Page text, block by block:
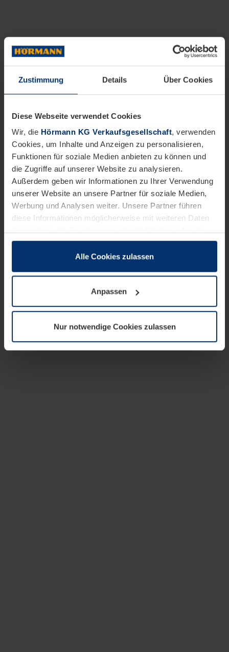
Zustimmung Details Über Cookies
Diese Webseite verwendet Cookies
Wir, die Hörmann KG Verkaufsgesellschaft, verwenden
Cookies, um Inhalte und Anzeigen zu personalisieren,
Funktionen für soziale Medien anbieten zu können und
die Zugriffe auf unserer Website zu analysieren.
Außerdem geben wir Informationen zu Ihrer Verwendung
unserer Website an unsere Partner für soziale Medien,
Werbung und Analysen weiter. Unsere Partner führen
diese Informationen möglicherweise mit weiteren Daten
sie im Rahmen Ihrer Nutzung der Dienste gesammelt
wenn diese für den Betrieb dieser Seite unbedingt
notwendig sind. Für alle anderen Cookie-Typen benötigen
wir Ihre Erlaubnis. Ihre Einwilligung können Sie jederzeit
Datenschutzerklärungunserer Website ändern oder
widerrufen.
Alle Cookies zulassen
Anpassen
Nur notwendige Cookies zulassen